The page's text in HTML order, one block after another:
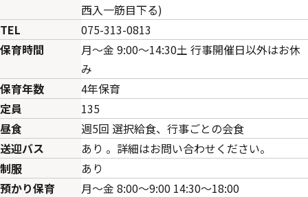
西入一筋目下る)
TEL
075-313-0813
保育時間
月～金 9:00～14:30土 行事開催日以外はお休
み
保育年数
4年保育
定員
135
昼食
週5回 選択給食、行事ごとの会食
送迎バス
あり 。詳細はお問い合わせください。
制服
あり
預かり保育
月～金 8:00～9:00 14:30～18:00